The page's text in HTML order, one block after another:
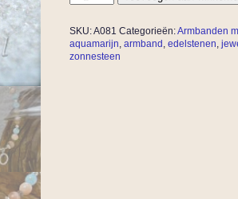
SKU:A081 Categorieën:Armbanden
aquamarijn armband edelstenen
zonnesteen